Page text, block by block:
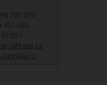
100 050
452 092
051
zahrada.cz
zahrada.cz